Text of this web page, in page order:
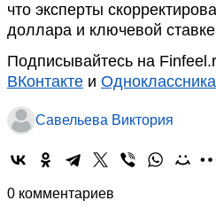
что эксперты
доллара и ключевой
Подписывайтесь на
ВКонтакте и
Савельева Виктория
0 комментариев